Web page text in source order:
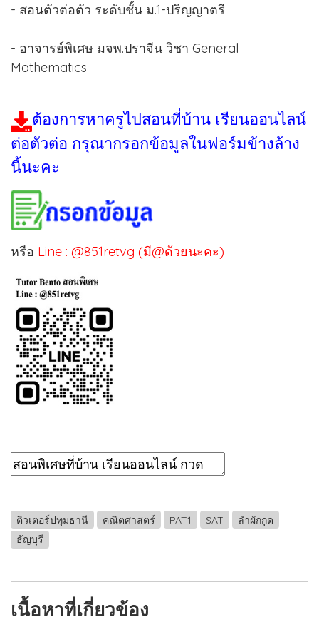
- สอนตัวต่อตัว ระดับชั้น ม.1-ปริญญาตรี
- อาจารย์พิเศษ มจพ.ปราจีน วิชา General
Mathematics
ต้องการหาครูไปสอนที่บ้าน เรียนออนไลน์
ต่อตัวต่อ กรุณากรอกข้อมูลในฟอร์มข้างล้าง
นี้นะคะ
หรือ Line : @851retvg (มี@ด้วยนะคะ)
ติวเตอร์ปทุมธานี คณิตศาสตร์ PAT1 SAT
ลำผักกูด
ธัญบุรี
เนื้อหาที่เกี่ยวข้อง